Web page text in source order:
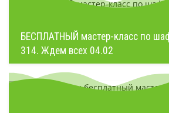
БЕСПЛАТНЫЙ мастер-класс по
314. Ждем всех 04.02